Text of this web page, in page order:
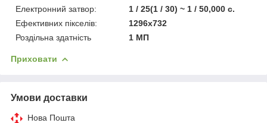
Електронний затвор:
1 / 25(1 / 30) ~ 1 / 50,000 с.
Ефективних пікселів:
1296x732
Роздільна здатність
1 МП
Приховати
Умови доставки
Нова Пошта